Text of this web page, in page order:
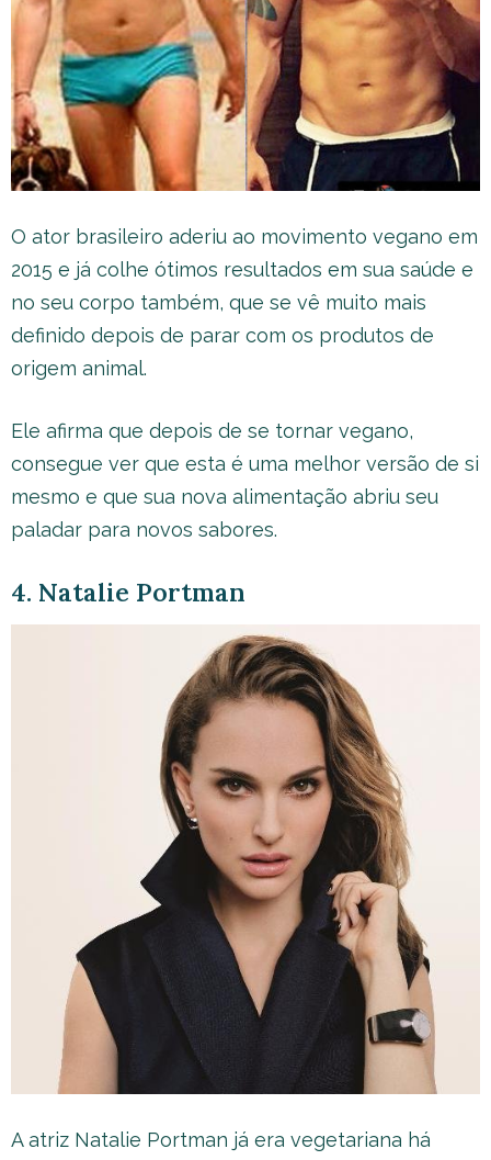
O ator brasileiro aderiu ao movimento vegano em
2015 e já colhe ótimos resultados em sua saúde e
no seu corpo também, que se vê muito mais
definido depois de parar com os produtos de
origem animal.
Ele afirma que depois de se tornar vegano,
consegue ver que esta é uma melhor versão de si
mesmo e que sua nova alimentação abriu seu
paladar para novos sabores.
4. Natalie Portman
A atriz Natalie Portman já era vegetariana há